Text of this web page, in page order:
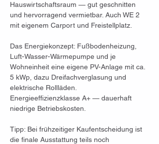
Hauswirtschaftsraum — gut geschnitten
und hervorragend vermietbar. Auch WE 2
mit eigenem Carport und Freistellplatz.
Das Energiekonzept: Fußbodenheizung,
Luft-Wasser-Wärmepumpe und je
Wohneinheit eine eigene PV-Anlage mit ca.
5 kWp, dazu Dreifachverglasung und
elektrische Rollläden.
Energieeffizienzklasse A+ — dauerhaft
niedrige Betriebskosten.
Tipp: Bei frühzeitiger Kaufentscheidung ist
die finale Ausstattung teils noch